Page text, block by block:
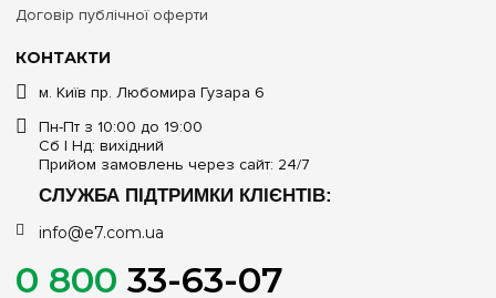
КОНТАКТИ
м. Київ пр. Любомира Гузара 6
Пн-Пт з 10:00 до 19:00
Сб | Нд: вихідний
Прийом замовлень через сайт: 24/7
СЛУЖБА ПІДТРИМКИ КЛІЄНТІВ:
info@e7.com.ua
0 800 33-63-07
Договір публічної оферти